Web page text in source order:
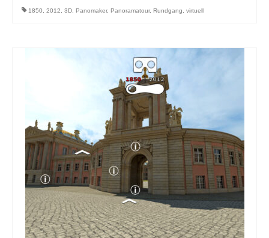
1850 2012 3D Panomaker, Panoramatour, Rundgang virtuell